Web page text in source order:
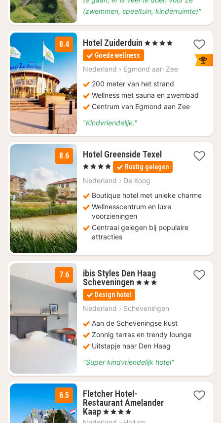
(zwemmen, speeltuin, kinderruimte)"
8.4 Hotel Zuiderduin 1
nacht
vanaf
€
, 4 Sterren
Goede wellness
Nederland › Egmond aan Zee
200 meter van het strand
Wellness met sauna en zwembad
Centrum van Egmond aan Zee
"Kindvriendelijk."
8.6 Hotel Greenside Texel1
nacht
vanaf
, 4 Sterren Rustig gelegen
Nederland › De Koog
Boutique hotel met unieke charme
Wellnesscentrum en luxe
voorzieningen
Centraal gelegen bij populaire
attracties
7.6
ibis Styles Den Haag
Scheveningen 2
€
, 3 Sterren
Design hotel
Nederland › Scheveningen
Aan de Scheveningse kust
Zonnig terras en trendy lounge
Uitstapje naar Den Haag
"Super kindvriendelijk hotel"
6.5
Fletcher Hotel-
Restaurant Amelander
Kaap1
nacht
, 4 Sterren